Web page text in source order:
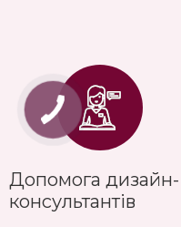
Допомога дизайн-
консультантів